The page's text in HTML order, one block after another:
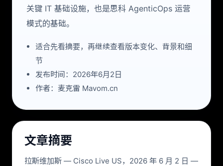
关键 IT 基础设施，也是思科 AgenticOps 运营
模式的基础。
适合先看摘要，再继续查看版本变化、背景和细
节
发布时间：2026年6月2日
作者：麦克雷 Mavom.cn
文章摘要
拉斯维加斯 — Cisco Live US，2026 年 6 月 2 日 —